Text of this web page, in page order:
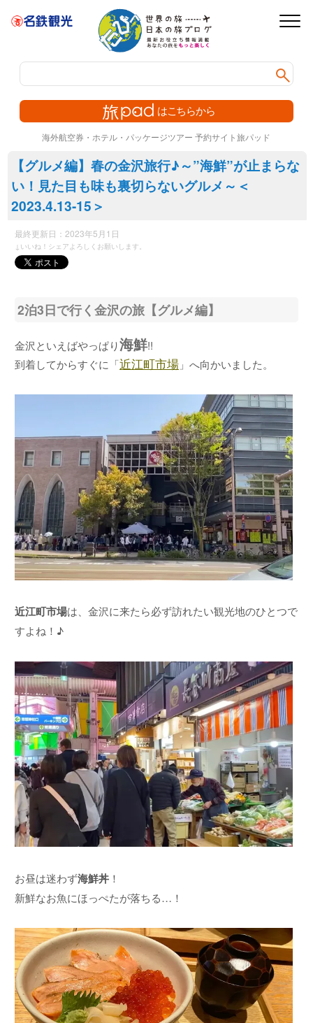
webから
海外航空券・ホテル・パッケージツアー 予約サイト旅パッド
【グルメ編】春の金沢旅行♪～”海鮮”が止まらな
い！見た目も味も裏切らないグルメ～＜
2023.4.13-15＞
最終更新日： 2023年5月1日
↓いいね！シェアよろしくお願いします。
2泊3日で行く金沢の旅【グルメ編】
金沢といえばやっぱり海鮮!!
到着してからすぐに「近江町市場 」へ向かいました。
近江町市場は、金沢に来たら必ず訪れたい観光地のひとつで
すよね！♪
お昼は迷わず海鮮丼 ！
新鮮なお魚にほっぺたが落ちる…！